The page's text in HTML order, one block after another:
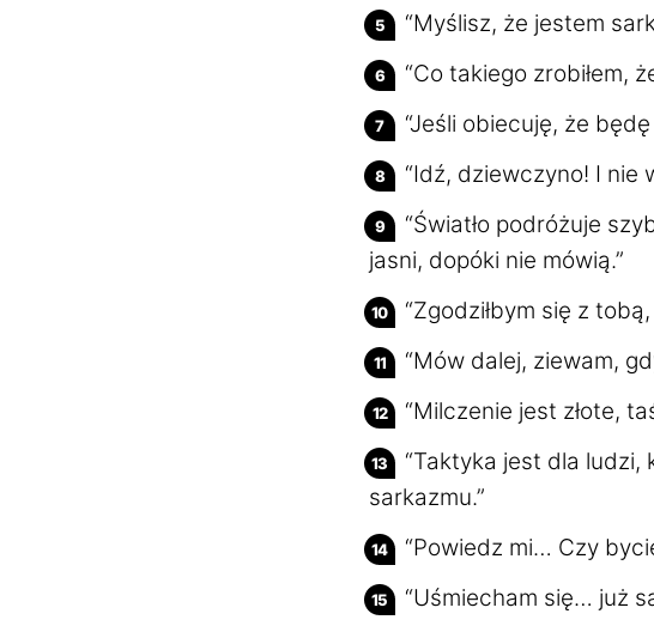
“Myślisz, że jestem
“Co takiego zrobiłem,
“Jeśli obiecuję, że
“Idź, dziewczyno! I nie
“Światło podróżuje
jasni, dopóki nie mówią.”
“Zgodziłbym się z
“Mów dalej, ziewam,
“Milczenie jest złote,
“Taktyka jest dla
sarkazmu.”
“Powiedz mi… Czy
“Uśmiecham się… już